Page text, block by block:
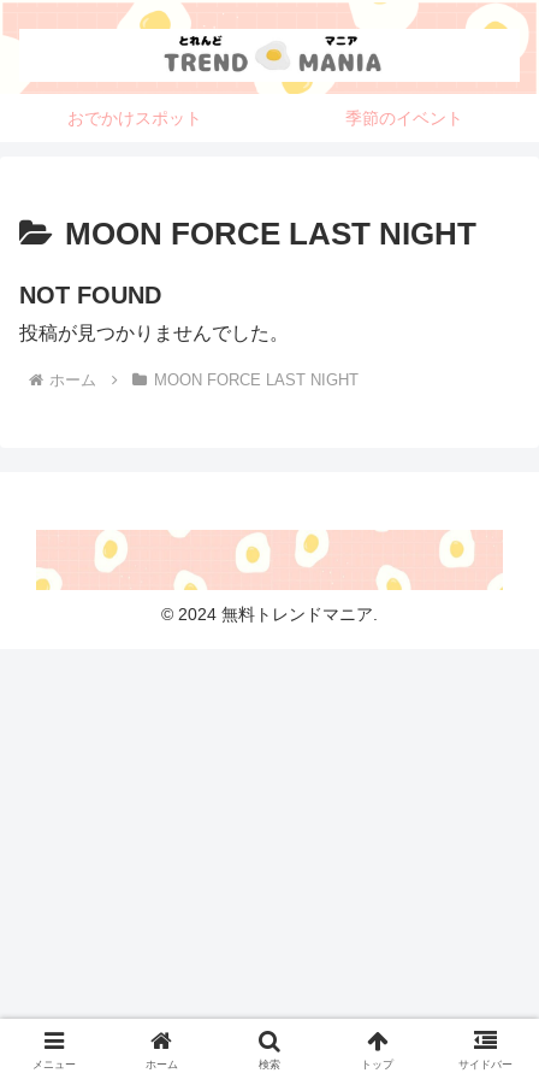
おでかけスポット 季節のイベント
MOON FORCE LAST NIGHT
NOT FOUND
投稿が見つかりませんでした。
ホーム MOON FORCE LAST NIGHT
© 2024 無料トレンドマニア.
メニュー ホーム 検索 トップ サイドバー